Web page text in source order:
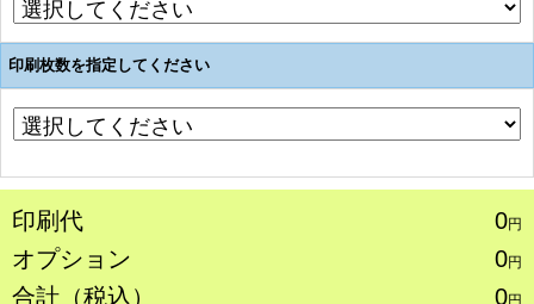
印刷枚数を指定してください
印刷代 0円
オプション 0円
合計（税込） 0円